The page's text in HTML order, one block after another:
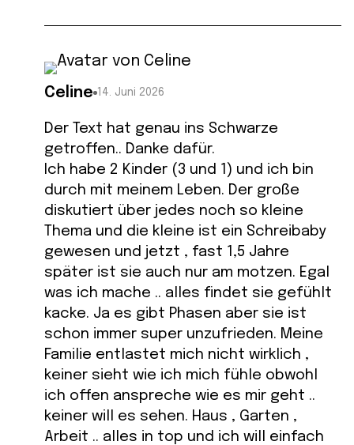
Celine 14. Juni 2026
Der Text hat genau ins Schwarze
getroffen.. Danke dafür.
Ich habe 2 Kinder (3 und 1) und ich bin
durch mit meinem Leben. Der große
diskutiert über jedes noch so kleine
Thema und die kleine ist ein Schreibaby
gewesen und jetzt , fast 1,5 Jahre
später ist sie auch nur am motzen. Egal
was ich mache .. alles findet sie gefühlt
kacke. Ja es gibt Phasen aber sie ist
schon immer super unzufrieden. Meine
Familie entlastet mich nicht wirklich ,
keiner sieht wie ich mich fühle obwohl
ich offen anspreche wie es mir geht ..
keiner will es sehen. Haus , Garten ,
Arbeit .. alles in top und ich will einfach